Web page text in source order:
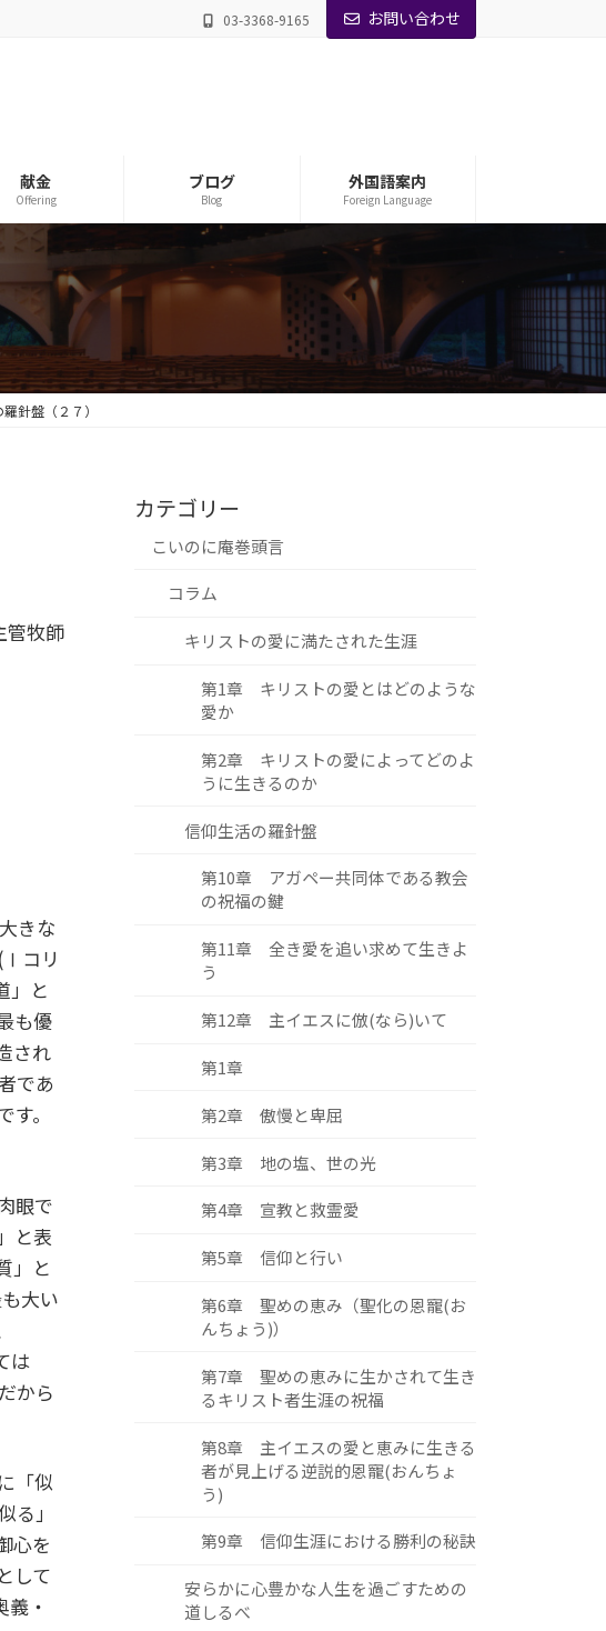
03-3368-9165 お問い合わせ
献金
Offering
ブログ
Blog
外国語案内
Foreign Language
針盤（２７）
管牧師
きな
コリ
」と
も優
され
であ
。
眼で
と表
」と
大い
は
から
「似
」
心を
して
・
カテゴリー
こいのに庵巻頭言
コラム
キリストの愛に満たされた生涯
第1章 キリストの愛とはどのような
愛か
第2章 キリストの愛によってどのよ
うに生きるのか
信仰生活の羅針盤
第10章 アガペー共同体である教会
の祝福の鍵
第11章 全き愛を追い求めて生きよ
う
第12章 主イエスに倣(なら)いて
第1章
第2章 傲慢と卑屈
第3章 地の塩、世の光
第4章 宣教と救霊愛
第5章 信仰と行い
第6章 聖めの恵み（聖化の恩寵(お
んちょう)）
第7章 聖めの恵みに生かされて生き
るキリスト者生涯の祝福
第8章 主イエスの愛と恵みに生きる
者が見上げる逆説的恩寵(おんちょ
う)
第9章 信仰生涯における勝利の秘訣
安らかに心豊かな人生を過ごすための
道しるべ